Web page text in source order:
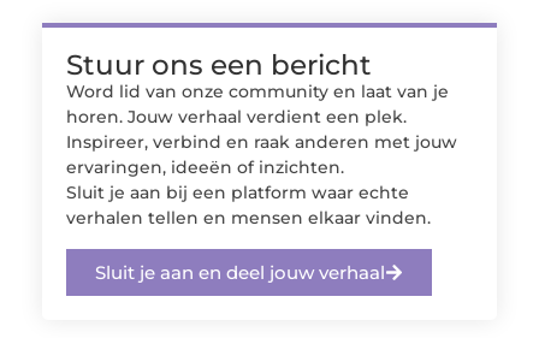
Stuur ons een bericht
Word lid van onze community en laat van je
horen. Jouw verhaal verdient een plek.
Inspireer, verbind en raak anderen met jouw
ervaringen, ideeën of inzichten.
Sluit je aan bij een platform waar echte
verhalen tellen en mensen elkaar vinden.
Sluit je aan en deel jouw verhaal